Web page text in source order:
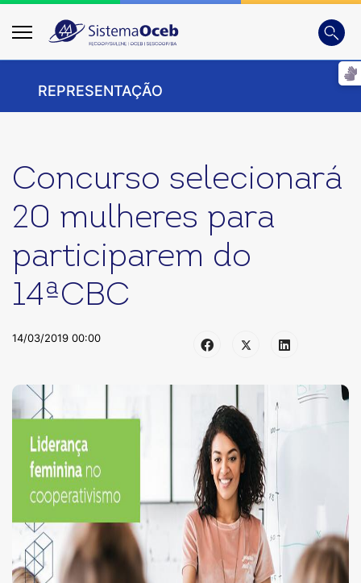
Busca
REPRESENTAÇÃO
Concurso selecionará
20 mulheres para
participarem do
14ªCBC
14/03/2019 00:00